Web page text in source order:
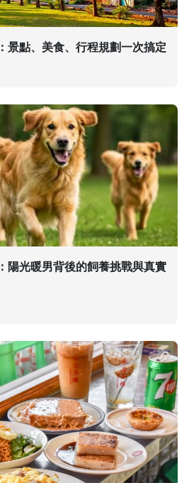
景點、美食、行程規劃一次搞定
陽光暖男背後的飼養挑戰與真實